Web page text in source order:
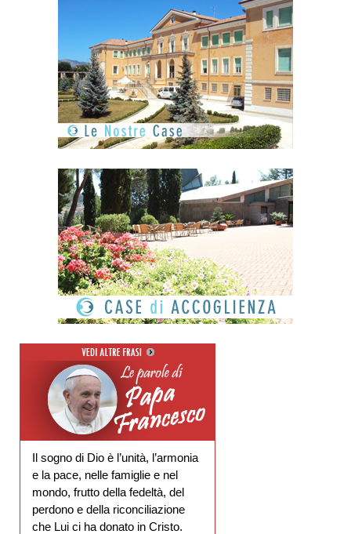
Il sogno di Dio è l’unità, l’armonia
e la pace, nelle famiglie e nel
mondo, frutto della fedeltà, del
perdono e della riconciliazione
che Lui ci ha donato in Cristo.